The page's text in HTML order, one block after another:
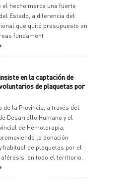
el hecho marca una fuerte
Estado, a diferencia del
que quitó presupuesto en
fundament
en la captación de
de plaquetas por
de la Provincia, a través del
Desarrollo Humano y el
de Hemoterapia,
la donación
habitual de plaquetas por el
aféresis, en todo el territorio.